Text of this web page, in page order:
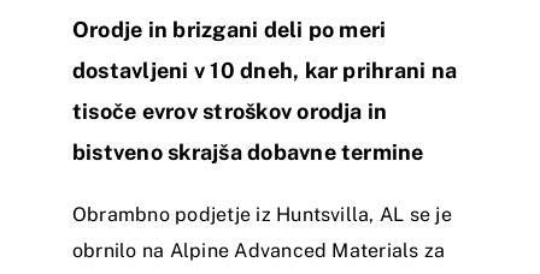
Orodje in brizgani deli po meri
dostavljeni v 10 dneh, kar prihrani na
tisoče evrov stroškov orodja in
bistveno skrajša dobavne termine
Obrambno podjetje iz Huntsvilla, AL se je
obrnilo na Alpine Advanced Materials za